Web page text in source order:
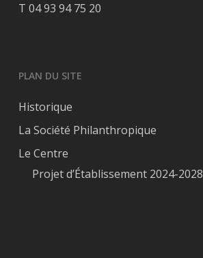
T 04 93 94 75 20
PLAN DU SITE
Historique
La Société Philanthropique
Le Centre
Projet d’Établissement 2024-2028